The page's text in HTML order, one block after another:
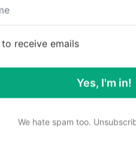
to receive emails
Yes, I'm in!
We hate spam too.